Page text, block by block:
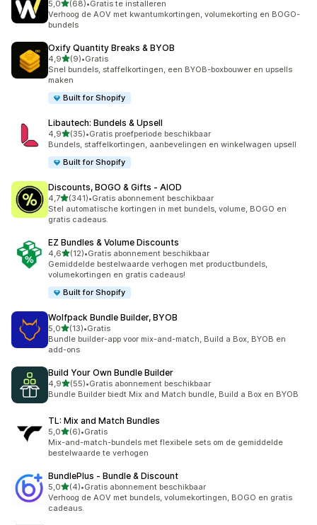
5,0van 5 sterren
(68)
68 recensies in totaal
•Gratis te installeren
Verhoog de AOV met kwantumkortingen, volumekorting en BOGO-
bundels
Oxify Quantity Breaks & BYOB
4,9van 5 sterren
(9)
9 recensies in totaal
•Gratis
Snel bundels, staffelkortingen, een BYOB-boxbouwer en upsells
maken
Built for Shopify
Libautech: Bundels & Upsell
4,9van 5 sterren
(35)
35 recensies in totaal
•Gratis proefperiode beschikbaar
Bundels, staffelkortingen, aanbevelingen en winkelwagen upsell
Built for Shopify
Discounts, BOGO & Gifts ‑ AIOD
4,7van 5 sterren
(341)
341 recensies in totaal
•Gratis abonnement beschikbaar
Stel automatische kortingen in met bundels, volume, BOGO en
gratis cadeaus.
EZ Bundles & Volume Discounts
4,6van 5 sterren
(12)
12 recensies in totaal
•Gratis abonnement beschikbaar
Gemiddelde bestelwaarde verhogen met productbundels,
volumekortingen en gratis cadeaus!
Built for Shopify
Wolfpack Bundle Builder, BYOB
5,0van 5 sterren
(13)
13 recensies in totaal
•Gratis
Bundle builder-app voor mix-and-match, Build a Box, BYOB en
add-ons
Build Your Own Bundle Builder
4,9van 5 sterren
(55)
55 recensies in totaal
•Gratis abonnement beschikbaar
Bundle Builder biedt Mix and Match bundle, Build a Box en BYOB
TL: Mix and Match Bundles
5,0van 5 sterren
(6)
6 recensies in totaal
•Gratis
Mix-and-match-bundels met flexibele sets om de gemiddelde
bestelwaarde te verhogen
BundlePlus ‑ Bundle & Discount
5,0van 5 sterren
(4)
4 recensies in totaal
•Gratis abonnement beschikbaar
Verhoog de AOV met bundels, volumekortingen, BOGO en gratis
cadeaus.